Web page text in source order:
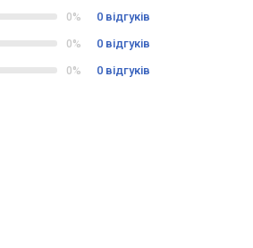
0% 0 відгуків
0% 0 відгуків
0% 0 відгуків